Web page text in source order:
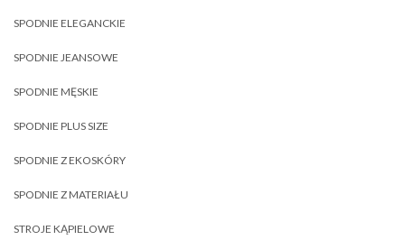
SPODNIE ELEGANCKIE
SPODNIE JEANSOWE
SPODNIE MĘSKIE
SPODNIE PLUS SIZE
SPODNIE Z EKOSKÓRY
SPODNIE Z MATERIAŁU
STROJE KĄPIELOWE